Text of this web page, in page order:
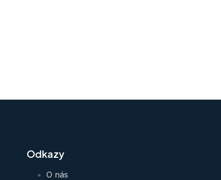
Odkazy
O nás